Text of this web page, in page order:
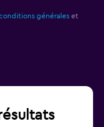
générales et